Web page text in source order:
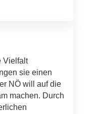
Vielfalt
sie einen
NÖ will auf die
machen. Durch